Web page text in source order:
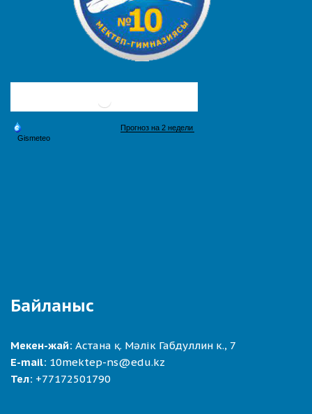
Байланыс
Мекен-жай: Астана қ. Мәлік Габдуллин к., 7
E-mail: 10mektep-ns@edu.kz
Тел: +77172501790